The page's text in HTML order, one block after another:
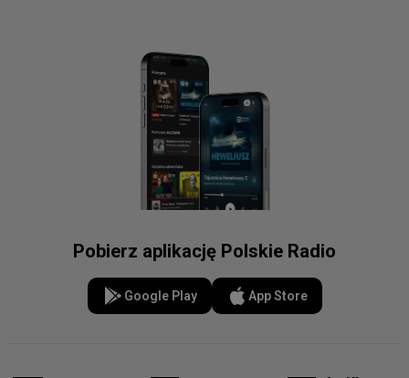
Pobierz aplikację Polskie Radio
Google Play App Store